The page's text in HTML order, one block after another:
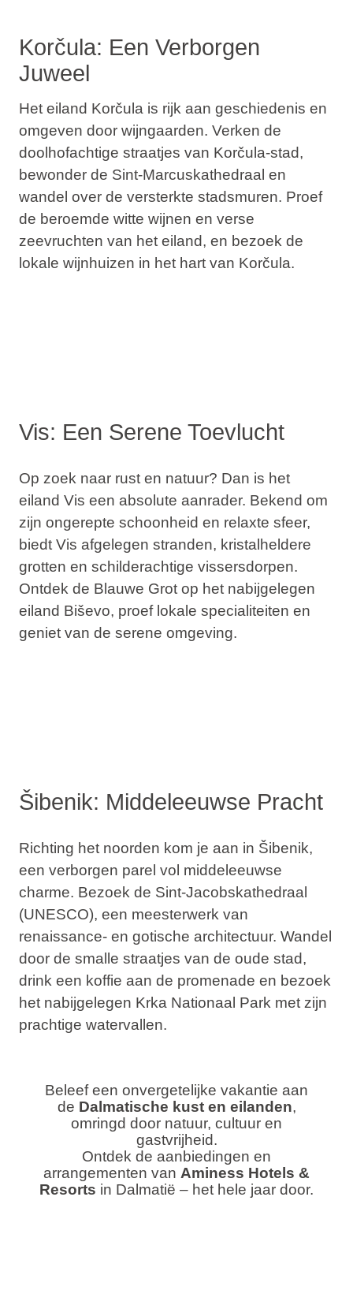
Korčula: Een Verborgen
Juweel
Het eiland Korčulais rijk aan geschiedenis en
omgeven door wijngaarden. Verken de
doolhofachtige straatjes van Korčula-stad,
bewonder de Sint-Marcuskathedraal en
wandel over de versterkte stadsmuren. Proef
de beroemde witte wijnen en verse
zeevruchten van het eiland, en bezoek de
lokale wijnhuizen in het hart van Korčula.
Vis: Een Serene Toevlucht
Op zoek naar rust en natuur? Dan is het
eiland Vis een absolute aanrader. Bekend om
zijn ongerepte schoonheid en relaxte sfeer,
biedt Vis afgelegen stranden, kristalheldere
grotten en schilderachtige vissersdorpen.
Ontdek de Blauwe Grotop het nabijgelegen
eiland Biševo, proef lokale specialiteiten en
geniet van de serene omgeving.
Šibenik: Middeleeuwse Pracht
Richting het noorden kom je aan in Šibenik,
een verborgen parel vol middeleeuwse
charme. Bezoek de Sint-Jacobskathedraal
(UNESCO), een meesterwerk van
renaissance- en gotische architectuur. Wandel
door de smalle straatjes van de oude stad,
drink een koffie aan de promenade en bezoek
het nabijgelegen Krka Nationaal Parkmet zijn
prachtige watervallen.
Beleef een onvergetelijke vakantie aan
de Dalmatische kust en eilanden,
omringd door natuur, cultuur en
gastvrijheid.
Ontdek de aanbiedingen en
arrangementen van Aminess Hotels &
Resorts in Dalmatië – het hele jaar door.